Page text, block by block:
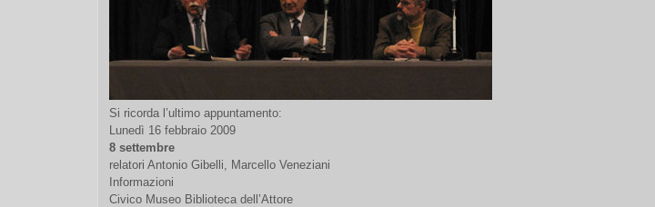
Si ricorda l’ultimo appuntamento:
Lunedì 16 febbraio 2009
8 settembre
relatori Antonio Gibelli, Marcello Veneziani
Informazioni
Civico Museo Biblioteca dell’Attore